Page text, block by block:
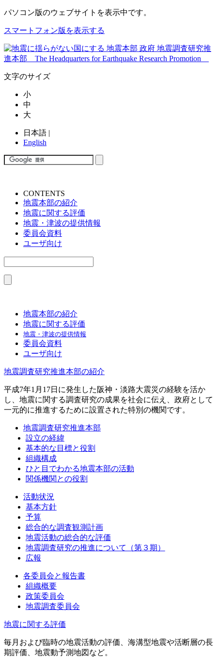
パソコン版のウェブサイトを表示中です。
スマートフォン版を表示する
文字のサイズ
小
中
大
日本語 |
English
CONTENTS
地震本部の紹介
地震に関する評価
地震・津波の提供情報
委員会資料
ユーザ向け
地震本部の紹介
地震に関する評価
地震・津波の提供情報
委員会資料
ユーザ向け
地震調査研究推進本部の紹介
平成7年1月17日に発生した阪神・淡路大震災の経験を活か
し、地震に関する調査研究の成果を社会に伝え、政府として
一元的に推進するために設置された特別の機関です。
地震調査研究推進本部
設立の経緯
基本的な目標と役割
組織構成
ひと目でわかる地震本部の活動
関係機関との役割
活動状況
基本方針
予算
総合的な調査観測計画
地震活動の総合的な評価
地震調査研究の推進について（第３期）
広報
各委員会と報告書
組織概要
政策委員会
地震調査委員会
地震に関する評価
毎月および臨時の地震活動の評価、海溝型地震や活断層の長
期評価、地震動予測地図など。